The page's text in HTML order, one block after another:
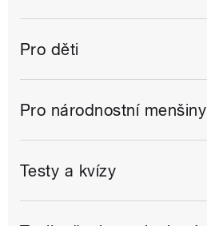
Pro děti
Pro národnostní menšiny
Testy a kvízy